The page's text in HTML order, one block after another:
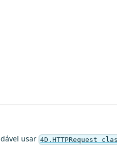
usar 4D.HTTPRequest